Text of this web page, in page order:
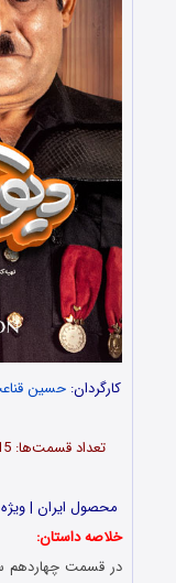
کارگردان: حسین
محصول ایران |
خلاصه داستان:
در قسمت چهاردهم